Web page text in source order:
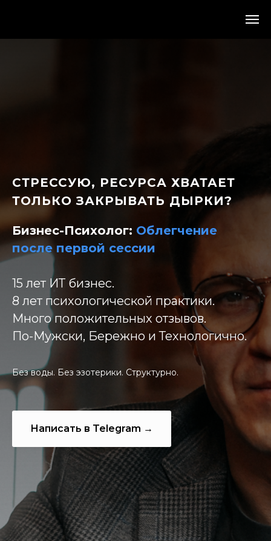
СТРЕССУЮ, РЕСУРСА ХВАТАЕТ
ТОЛЬКО ЗАКРЫВАТЬ ДЫРКИ?
Бизнес-Психолог: Облегчение
после первой сессии
15 лет ИТ бизнес.
8 лет психологической практики.
Много положительных отзывов.
По-Мужски, Бережно и Технологично.
Без воды. Без эзотерики. Структурно.
Написать в Telegram →